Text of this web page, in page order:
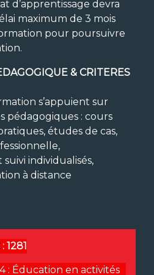
d’apprentissage devra
maximum de 3 mois
pour poursuivre
& CRITERES
s’appuient sur
pédagogiques : cours
études de cas,
individualisés,
à distance
1281
: Éducation en activités